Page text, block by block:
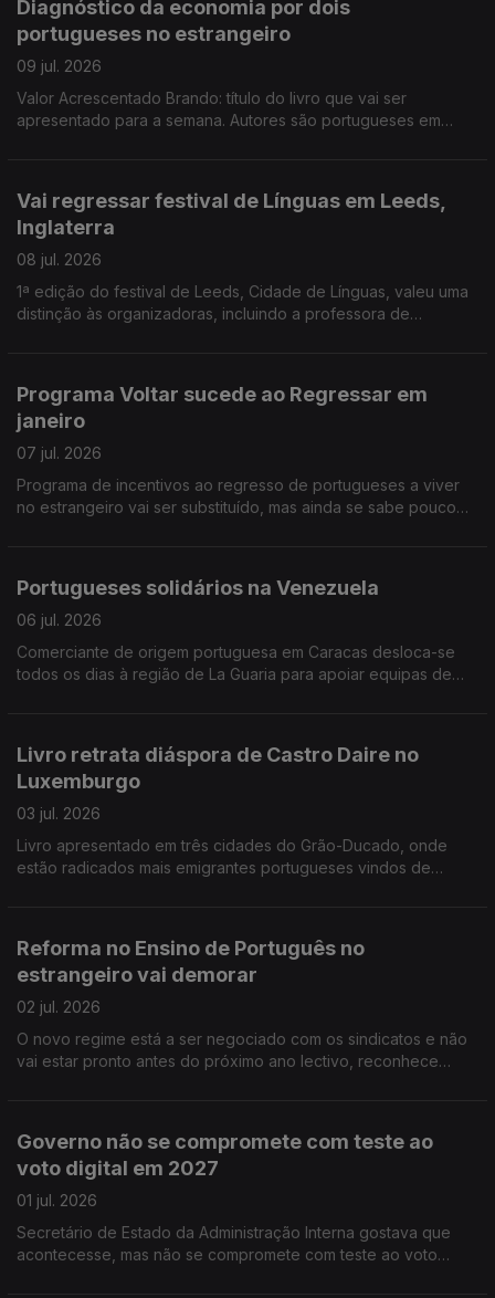
Diagnóstico da economia por dois
portugueses no estrangeiro
09 jul. 2026
Valor Acrescentado Brando: título do livro que vai ser
apresentado para a semana. Autores são portugueses em
Vai regressar festival de Línguas em Leeds,
Inglaterra
08 jul. 2026
1ª edição do festival de Leeds, Cidade de Línguas, valeu uma
distinção às organizadoras, incluindo a professora de
Programa Voltar sucede ao Regressar em
janeiro
07 jul. 2026
Programa de incentivos ao regresso de portugueses a viver
no estrangeiro vai ser substituído, mas ainda se sabe pouco
Portugueses solidários na Venezuela
06 jul. 2026
Comerciante de origem portuguesa em Caracas desloca-se
todos os dias à região de La Guaria para apoiar equipas de
Livro retrata diáspora de Castro Daire no
Luxemburgo
03 jul. 2026
Livro apresentado em três cidades do Grão-Ducado, onde
estão radicados mais emigrantes portugueses vindos de
Reforma no Ensino de Português no
estrangeiro vai demorar
02 jul. 2026
O novo regime está a ser negociado com os sindicatos e não
vai estar pronto antes do próximo ano lectivo, reconhece
Governo não se compromete com teste ao
voto digital em 2027
01 jul. 2026
Secretário de Estado da Administração Interna gostava que
acontecesse, mas não se compromete com teste ao voto